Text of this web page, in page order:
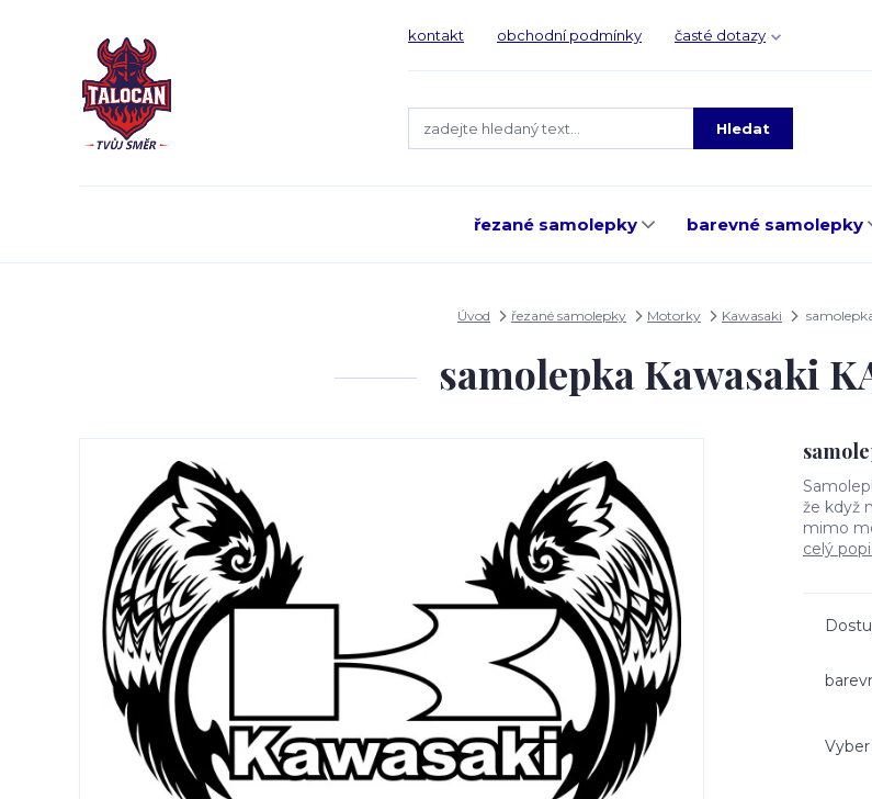
kontakt obchodní podmínky časté dotazy
Hledat
řezané samolepky barevné samolepky
Úvod řezané samolepky Motorky Kawasaki
samolepka Kawasaki
že když
mimo
celý